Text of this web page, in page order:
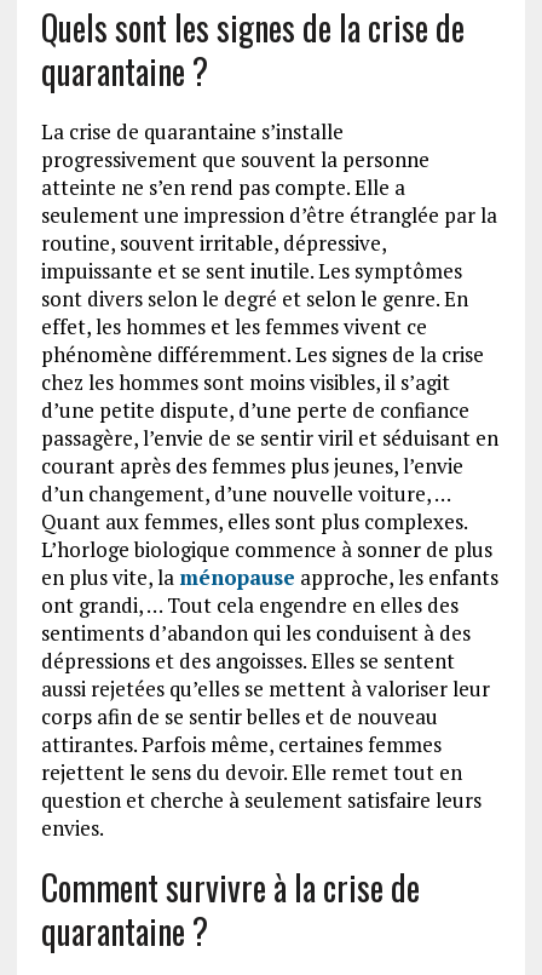
Quels sont les signes de la crise de
quarantaine ?
La crise de quarantaine s’installe
progressivement que souvent la personne
atteinte ne s’en rend pas compte. Elle a
seulement une impression d’être étranglée par la
routine, souvent irritable, dépressive,
impuissante et se sent inutile. Les symptômes
sont divers selon le degré et selon le genre. En
effet, les hommes et les femmes vivent ce
phénomène différemment. Les signes de la crise
chez les hommes sont moins visibles, il s’agit
d’une petite dispute, d’une perte de confiance
passagère, l’envie de se sentir viril et séduisant en
courant après des femmes plus jeunes, l’envie
d’un changement, d’une nouvelle voiture, …
Quant aux femmes, elles sont plus complexes.
L’horloge biologique commence à sonner de plus
en plus vite, la ménopause approche, les enfants
ont grandi, … Tout cela engendre en elles des
sentiments d’abandon qui les conduisent à des
dépressions et des angoisses. Elles se sentent
aussi rejetées qu’elles se mettent à valoriser leur
corps afin de se sentir belles et de nouveau
attirantes. Parfois même, certaines femmes
rejettent le sens du devoir. Elle remet tout en
question et cherche à seulement satisfaire leurs
envies.
Comment survivre à la crise de
quarantaine ?